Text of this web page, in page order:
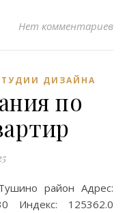
Нет комментариев
ДИЗАЙНА
по
Индекс: 125362.0